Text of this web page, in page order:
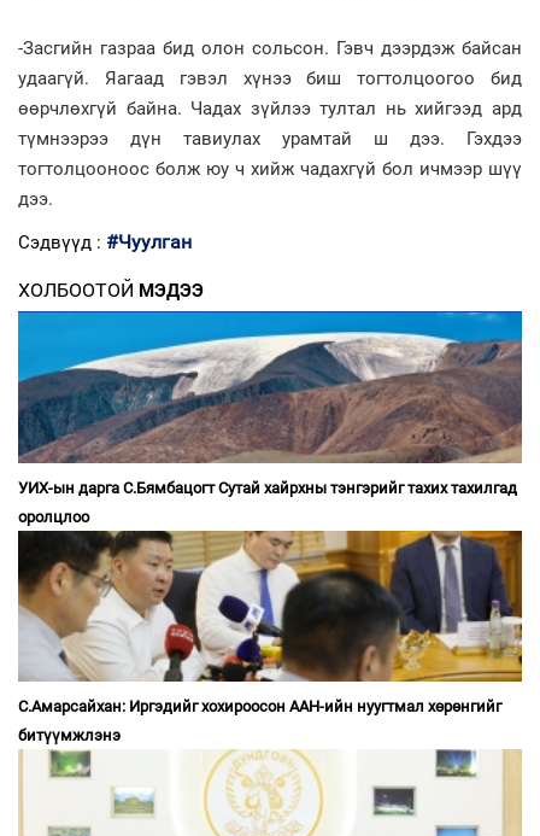
-Засгийн газраа бид олон сольсон. Гэвч дээрдэж байсан
удаагүй. Яагаад гэвэл хүнээ биш тогтолцоогоо бид
өөрчлөхгүй байна. Чадах зүйлээ тултал нь хийгээд ард
түмнээрээ дүн тавиулах урамтай ш дээ. Гэхдээ
тогтолцооноос болж юу ч хийж чадахгүй бол ичмээр шүү
дээ.
Сэдвүүд : #Чуулган
ХОЛБООТОЙ МЭДЭЭ
УИХ-ын дарга С.Бямбацогт Сутай хайрхны тэнгэрийг тахих тахилгад
оролцлоо
С.Амарсайхан: Иргэдийг хохироосон ААН-ийн нуугтмал хөрөнгийг
битүүмжлэнэ